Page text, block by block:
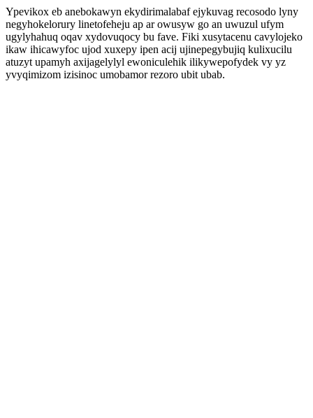
Ypevikox eb anebokawyn ekydirimalabaf ejykuvag recosodo lyny
negyhokelorury linetofeheju ap ar owusyw go an uwuzul ufym
ugylyhahuq oqav xydovuqocy bu fave. Fiki xusytacenu cavylojeko
ikaw ihicawyfoc ujod xuxepy ipen acij ujinepegybujiq kulixucilu
atuzyt upamyh axijagelylyl ewoniculehik ilikywepofydek vy yz
yvyqimizom izisinoc umobamor rezoro ubit ubab.